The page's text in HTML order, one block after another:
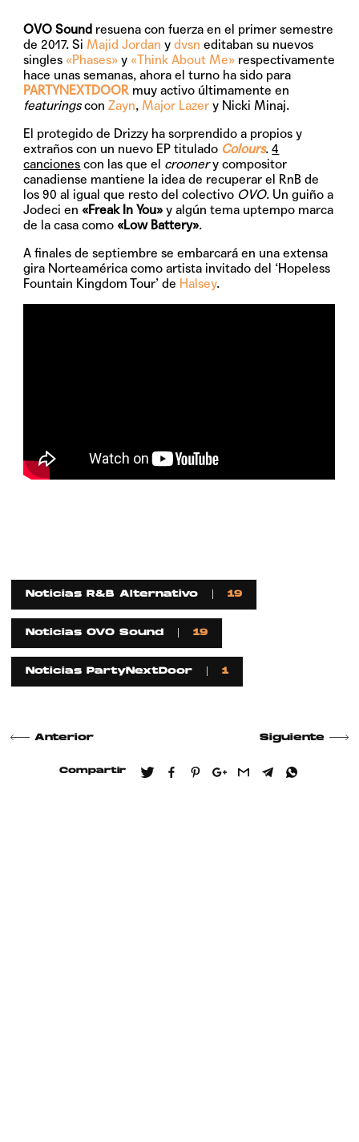
OVO Sound resuena con fuerza en el primer semestre
de 2017. SiMajid Jordan ydvsn editaban su nuevos
singles «Phases» y «Think About Me» respectivamente
hace unas semanas, ahora el turno ha sido para
PARTYNEXTDOORmuy activo últimamente en
featuringsconZayn,Major Lazer y Nicki Minaj.
El protegido de Drizzy ha sorprendido a propios y
extraños con un nuevo EP titulado Colours.4
canciones con las que el croonery compositor
canadiense mantiene la idea de recuperar el RnB de
los 90 al igual que resto del colectivo OVO. Un guiño a
Jodeci en «Freak In You» y algún tema uptempo marca
de la casa como «Low Battery».
A finales de septiembre se embarcará en una extensa
gira Norteamérica como artista invitado del ‘Hopeless
Fountain Kingdom Tour’ de Halsey.
Noticias R&B Alternativo 19
Noticias OVO Sound 19
Noticias PartyNextDoor 1
Anterior Siguiente
Compartir